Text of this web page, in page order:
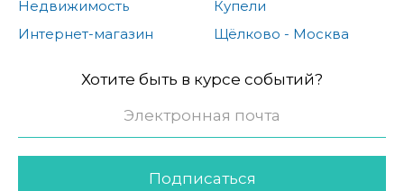
Недвижимость
Интернет-магазин
Купели
Щёлково - Москва
Хотите быть в курсе событий?
Подписаться